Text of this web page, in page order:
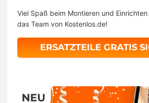
Viel Spaß beim Montieren und
das Team von Kostenlos.de!
ERSATZTEILE GRATIS